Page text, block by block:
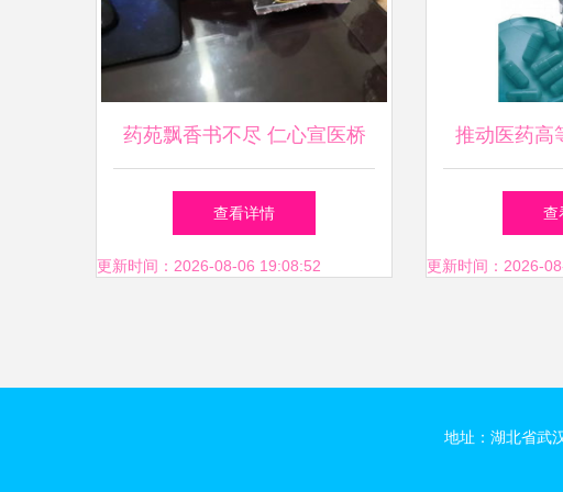
药苑飘香书不尽 仁心宣医桥
永续 医药教学器材的诗意探
索
查看详情
更新时间：2026-08-06 19:08:52
推动医药高
固体制剂设
实
查
更新时间：2026-
地址：湖北省武